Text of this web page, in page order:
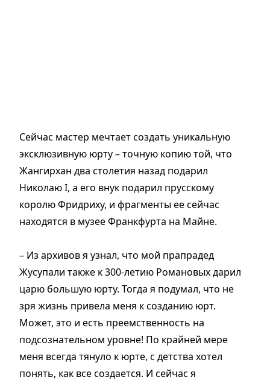
Сейчас мастер мечтает создать уникальную
эксклюзивную юрту – точную копию той, что
Жангирхан два столетия назад подарил
Николаю I, а его внук подарил прусскому
королю Фридриху, и фрагменты ее сейчас
находятся в музее Франкфурта на Майне.
– Из архивов я узнал, что мой прапрадед
Жусупали также к 300-летию Романовых дарил
царю большую юрту. Тогда я подумал, что не
зря жизнь привела меня к созданию юрт.
Может, это и есть преемственность на
подсознательном уровне! По крайней мере
меня всегда тянуло к юрте, с детства хотел
понять, как все создается. И сейчас я